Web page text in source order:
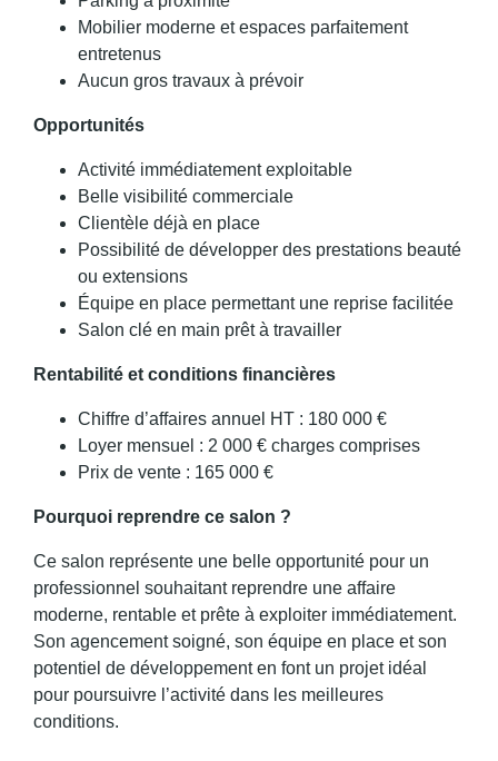
Mobilier moderne et espaces parfaitement
entretenus
Aucun gros travaux à prévoir
Opportunités
Activité immédiatement exploitable
Belle visibilité commerciale
Clientèle déjà en place
Possibilité de développer des prestations beauté
ou extensions
Équipe en place permettant une reprise facilitée
Salon clé en main prêt à travailler
Rentabilité et conditions financières
Chiffre d’affaires annuel HT : 180 000 €
Loyer mensuel : 2 000 € charges comprises
Prix de vente : 165 000 €
Pourquoi reprendre ce salon ?
Ce salon représente une belle opportunité pour un
professionnel souhaitant reprendre une affaire
moderne, rentable et prête à exploiter immédiatement.
Son agencement soigné, son équipe en place et son
potentiel de développement en font un projet idéal
pour poursuivre l’activité dans les meilleures
conditions.